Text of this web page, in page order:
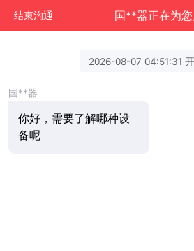
结束沟通 国**器正在为
2026-08-07 04:51:31
国**器
你好，需要了解哪种设
备呢